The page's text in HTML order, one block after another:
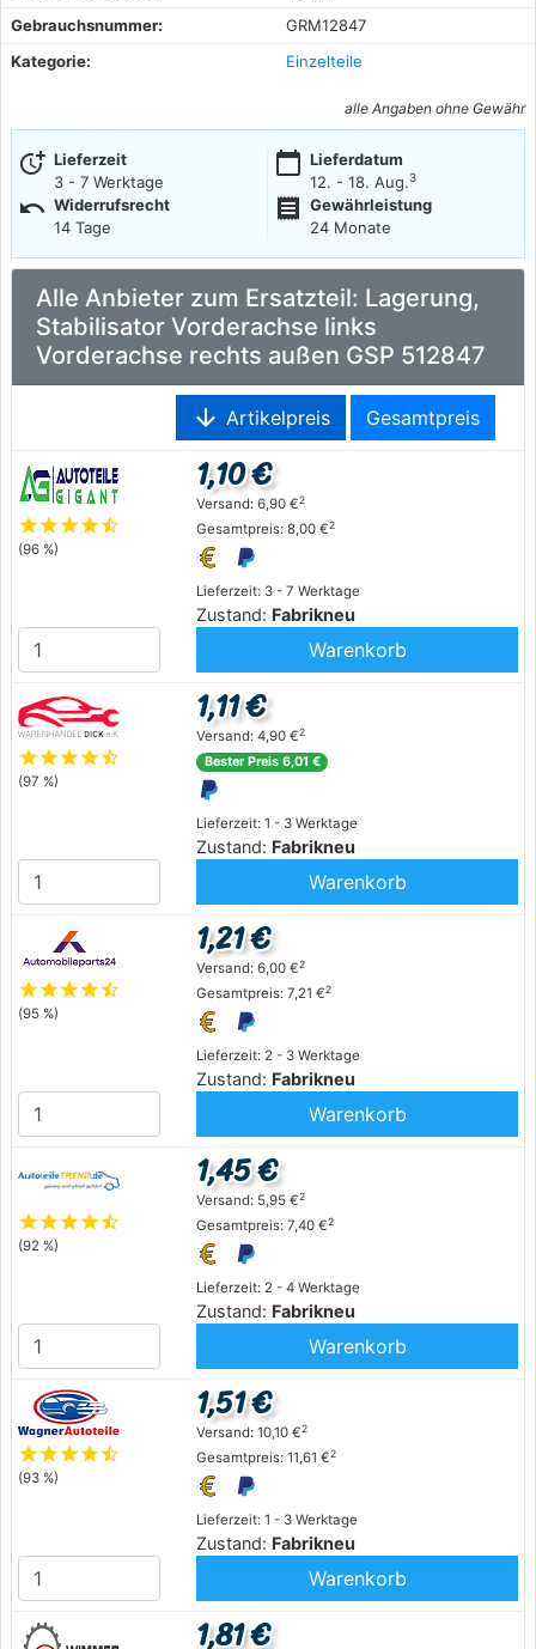
Gebrauchsnummer:
GRM12847
Kategorie:
Einzelteile
alle Angaben ohne Gewähr
more_time Lieferzeit
3 - 7 Werktage
calendar_today Lieferdatum
12. - 18. Aug.3
undo Widerrufsrecht
14 Tage
receipt
Gewährleistung
24 Monate
Alle Anbieter zum Ersatzteil: Lagerung,
Stabilisator Vorderachse links
Vorderachse rechts außen GSP 512847
arrow_downward Artikelpreis Gesamtpreis
starstarstarstarstar_half
(96 %)
Lieferzeit: 3 - 7 Werktage
Zustand: Fabrikneu
1,10 €
Versand: 6,90 €2
Gesamtpreis: 8,00 €2
Warenkorb
starstarstarstarstar_half
(97 %)
Lieferzeit: 1 - 3 Werktage
Zustand: Fabrikneu
1,11 €
Versand: 4,90 €2
Bester Preis 6,01 €
Warenkorb
starstarstarstarstar_half
(95 %)
Lieferzeit: 2 - 3 Werktage
Zustand: Fabrikneu
1,21 €
Versand: 6,00 €2
Gesamtpreis: 7,21 €2
Warenkorb
starstarstarstarstar_half
(92 %)
Lieferzeit: 2 - 4 Werktage
Zustand: Fabrikneu
1,45 €
Versand: 5,95 €2
Gesamtpreis: 7,40 €2
Warenkorb
starstarstarstarstar_half
(93 %)
Lieferzeit: 1 - 3 Werktage
Zustand: Fabrikneu
1,51 €
Versand: 10,10 €2
Gesamtpreis: 11,61 €2
Warenkorb
1,81 €